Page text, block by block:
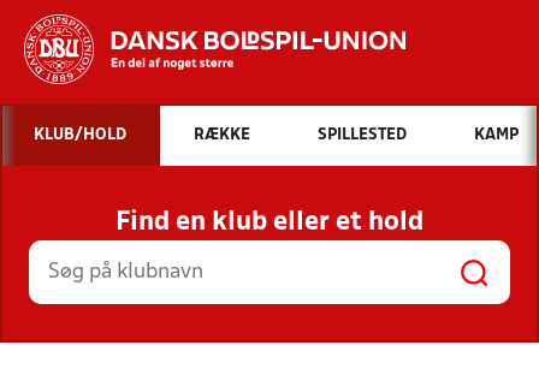
Hvad vil du søge efter?
INDHOLD OG NYHEDER
STILLINGER, RESULTATER, KLUBBER OG
HOLD
KLUB/HOLD RÆKKE SPILLESTED KAMP
Find en klub eller et hold